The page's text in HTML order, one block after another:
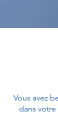
Vous avez
dans votre